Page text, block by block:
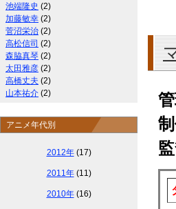
池端隆史 (2)
加藤敏幸 (2)
菅沼栄治 (2)
高松信司 (2)
森脇真琴 (2)
太田雅彦 (2)
高橋丈夫 (2)
山本祐介 (2)
アニメ年代別
2012年(17)
2011年(11)
2010年(16)